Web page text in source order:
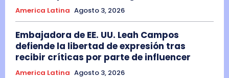
America Latina Agosto 3, 2026
Embajadora de EE. UU. Leah Campos
defiende la libertad de expresión tras
recibir críticas por parte de influencer
America Latina Agosto 3, 2026